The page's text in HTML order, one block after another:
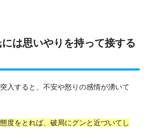
は思いやりを持って接する
入すると、不安や怒りの感情が湧いて
度をとれば、破局にグンと近づいてし